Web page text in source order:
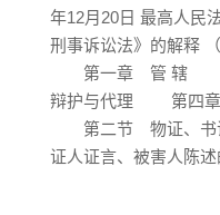
年12月20日 最高人民
刑事诉讼法》的解释
第一章 管 辖
辩护与代理 第四
第二节 物证、书
证人证言、被害人陈